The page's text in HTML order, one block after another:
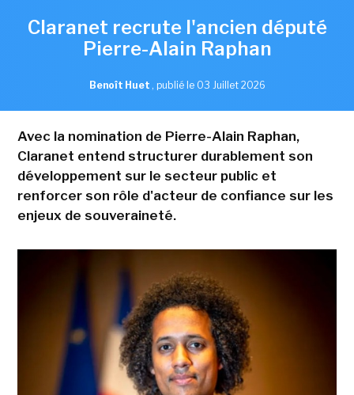
Claranet recrute l'ancien député
Pierre-Alain Raphan
Benoît Huet , publié le 03 Juillet 2026
Avec la nomination de Pierre-Alain Raphan,
Claranet entend structurer durablement son
développement sur le secteur public et
renforcer son rôle d'acteur de confiance sur les
enjeux de souveraineté.